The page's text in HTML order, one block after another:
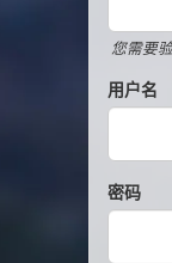
您需要
用户名
密码